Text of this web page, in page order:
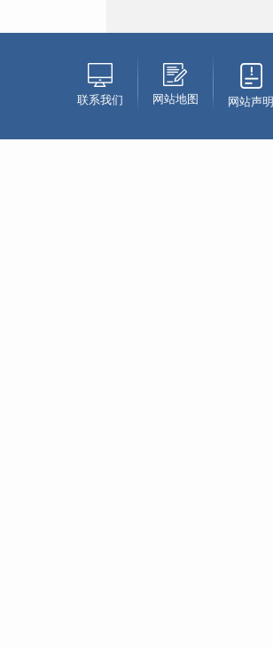
联系我们 网站地图 网站声明